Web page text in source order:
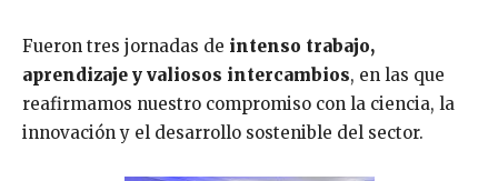
Fueron tres jornadas de intenso trabajo,
aprendizaje y valiosos intercambios, en las que
reafirmamos nuestro compromiso con la ciencia, la
innovación y el desarrollo sostenible del sector.